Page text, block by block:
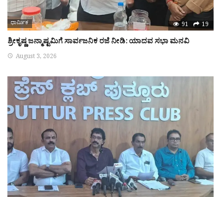
ಧಾರ್ಮಿಕ 91 19
ಶ್ರೀಕೃಷ್ಣ ಜನ್ಮಾಷ್ಟಮಿಗೆ ಸಾರ್ವಜನಿಕ ರಜೆ ನೀಡಿ: ಯಾದವ ಸಭಾ ಮನವಿ
August 3, 2026